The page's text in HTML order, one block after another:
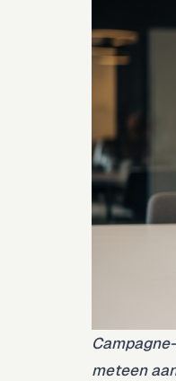
meteen